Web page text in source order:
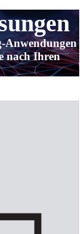
Anwendungen
nach Ihren